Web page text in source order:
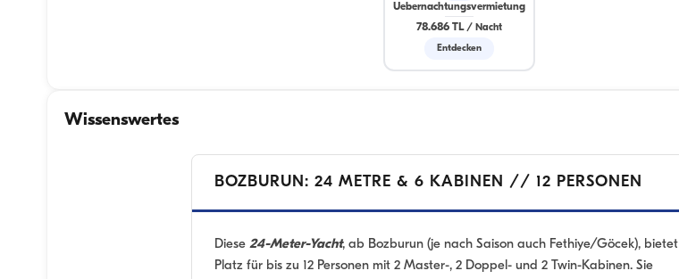
Uebernachtungsvermietung
78.686 TL/ Nacht
Entdecken
Wissenswertes
BOZBURUN: 24 METRE & 6 KABINEN // 12 PERSONEN
Diese 24-Meter-Yacht, ab Bozburun (je nach Saison auch Fethiye/Göcek), bietet
Platz für bis zu 12 Personen mit 2 Master-, 2 Doppel- und 2 Twin-Kabinen. Sie